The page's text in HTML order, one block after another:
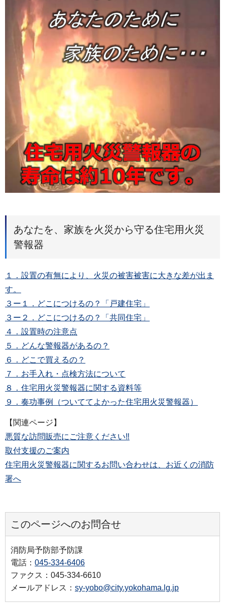
あなたを、家族を火災から守る住宅用火災
警報器
１．設置の有無により、火災の被害被害に大きな差が出ま
す。
３ー１．どこにつけるの？「戸建住宅」
３ー２．どこにつけるの？「共同住宅」
４．設置時の注意点
５．どんな警報器があるの？
６．どこで買えるの？
７．お手入れ・点検方法について
８．住宅用火災警報器に関する資料等
９．奏功事例（ついててよかった住宅用火災警報器）
【関連ページ】
悪質な訪問販売にご注意ください‼
取付支援のご案内
住宅用火災警報器に関するお問い合わせは、お近くの消防
署へ
このページへのお問合せ
消防局予防部予防課
電話： 045-334-6406
ファクス：045-334-6610
メールアドレス： sy-yobo@city.yokohama.lg.jp